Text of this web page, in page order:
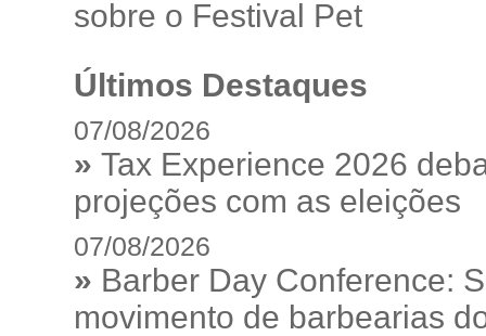
sobre o Festival Pet
Últimos Destaques
07/08/2026
» Tax Experience 2026
projeções com as eleições
07/08/2026
» Barber Day Conference:
movimento de barbearias